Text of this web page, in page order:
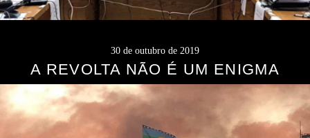
30 de outubro de 2019
A REVOLTA NÃO É UM ENIGMA